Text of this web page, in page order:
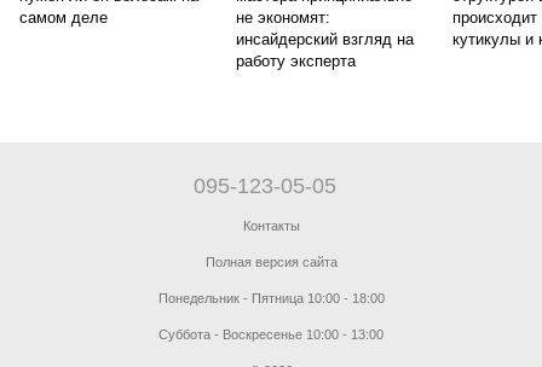
самом деле
не экономят:
инсайдерский взгляд на
работу эксперта
кутикулы и
095-123-05-05
Контакты
Полная версия сайта
Понедельник - Пятница 10:00 - 18:00
Суббота - Воскресенье 10:00 - 13:00